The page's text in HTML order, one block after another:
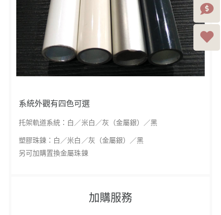
系統外觀有四色可選
托架軌道系統：白／米白／灰（金屬銀）／黑
塑膠珠鍊：白／米白／灰（金屬銀）／黑
另可加購置換金屬珠鍊
加購服務